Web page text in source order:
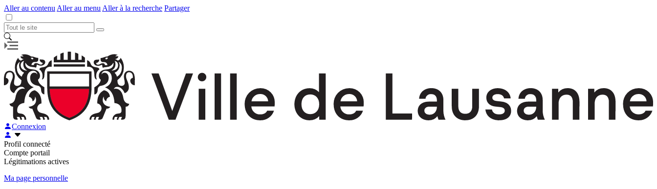
Aller au contenu Aller au menu Aller à la recherche Partager
Connexion
Profil connecté
Compte portail
Légitimations actives
Ma page personnelle